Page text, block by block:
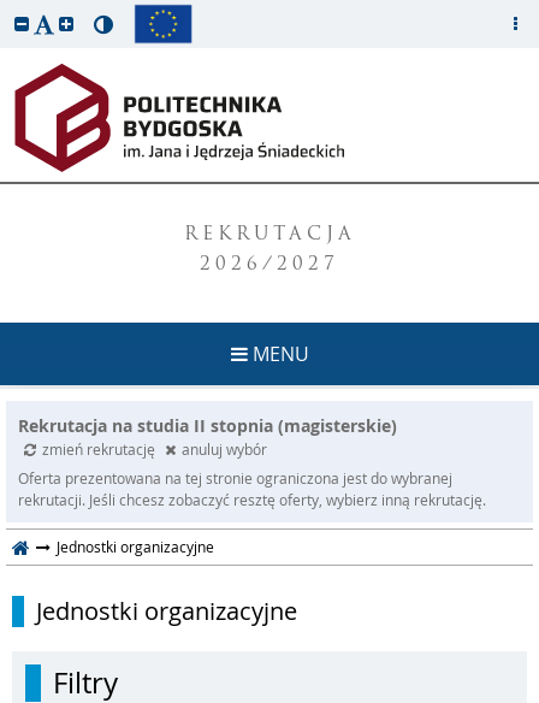
REKRUTACJA
2026/2027
MENU
Rekrutacja na studia II stopnia (magisterskie)
zmień rekrutację
anuluj wybór
Oferta prezentowana na tej stronie ograniczona jest do wybranej
rekrutacji. Jeśli chcesz zobaczyć resztę oferty, wybierz inną rekrutację.
Jednostki organizacyjne
Jednostki organizacyjne
Filtry